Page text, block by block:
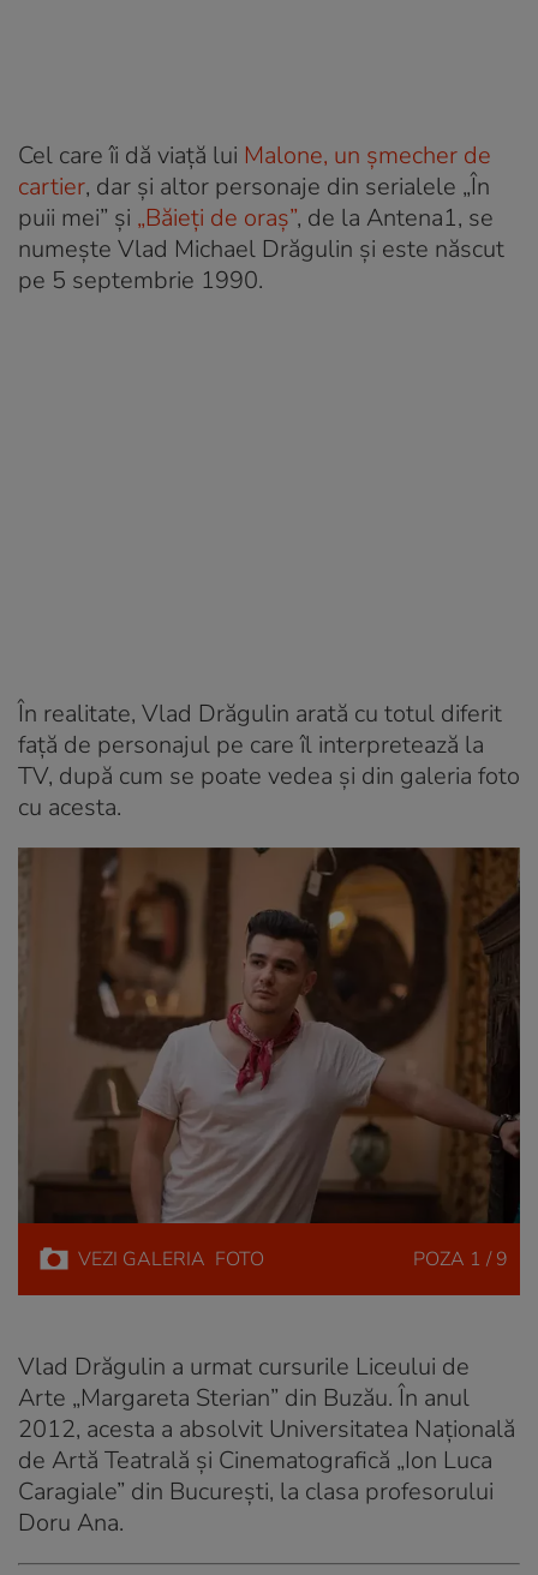
Cel care îi dă viaţă lui Malone, un șmecher de
cartier, dar şi altor personaje din serialele „În
puii mei” şi „Băieţi de oraş”, de la Antena1, se
numeşte Vlad Michael Drăgulin şi este născut
pe 5 septembrie 1990.
În realitate, Vlad Drăgulin arată cu totul diferit
față de personajul pe care îl interpretează la
TV, după cum se poate vedea și din galeria foto
cu acesta.
VEZI GALERIA FOTO POZA 1 / 9
Vlad Drăgulin a urmat cursurile Liceului de
Arte „Margareta Sterian” din Buzău. În anul
2012, acesta a absolvit Universitatea Naţională
de Artă Teatrală şi Cinematografică „Ion Luca
Caragiale” din Bucureşti, la clasa profesorului
Doru Ana.